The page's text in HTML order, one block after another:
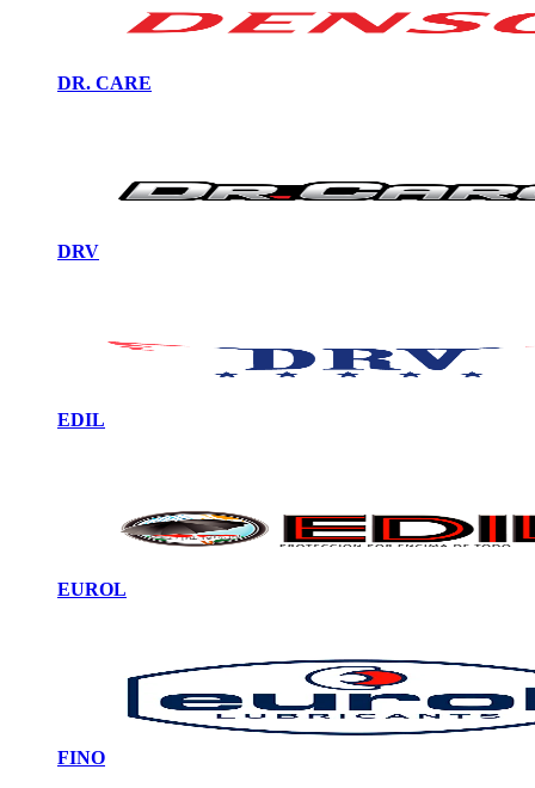
DR. CARE
DRV
EDIL
EUROL
FINO